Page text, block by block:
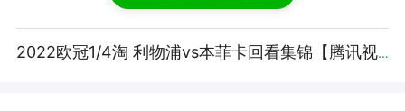
2022欧冠1/4淘 利物浦vs本菲卡回看集锦【腾讯视频】